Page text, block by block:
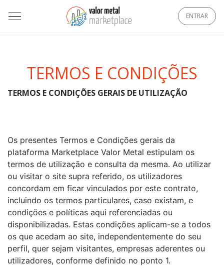
ENTRAR
TERMOS E CONDIÇÕES
TERMOS E CONDIÇÕES GERAIS DE UTILIZAÇÃO
Os presentes Termos e Condições gerais da
plataforma Marketplace Valor Metal estipulam os
termos de utilização e consulta da mesma. Ao utilizar
ou visitar o site supra referido, os utilizadores
concordam em ficar vinculados por este contrato,
incluindo os termos particulares, caso existam, e
condições e políticas aqui referenciadas ou
disponibilizadas. Estas condições aplicam-se a todos
os que acedam ao site, independentemente do seu
perfil, quer sejam visitantes, empresas aderentes ou
utilizadores, conforme definido no ponto 1.